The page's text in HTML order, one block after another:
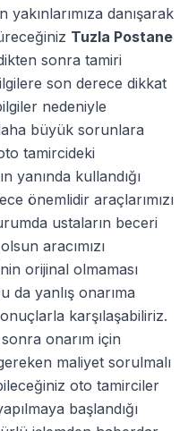
danışarak
Tuzla Postane
sonra tamiri
son derece dikkat
nedeniyle
büyük sorunlara
tamircideki
yanında kullandığı
önemlidir araçlarımızı
ustaların beceri
aracımızı
orijinal olmaması
da yanlış onarıma
karşılaşabiliriz.
onarım için
maliyet sorulmalı
oto tamirciler
başlandığı